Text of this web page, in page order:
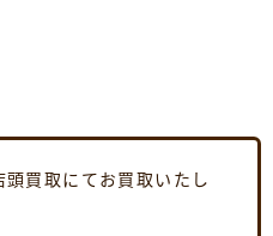
買取にてお買取いたし